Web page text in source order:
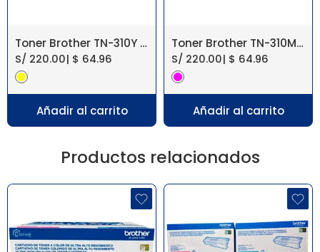
Toner Brother TN-310Y Yellow HL-4570
S/ 220.00| $ 64.96
Añadir al carrito
Toner Brother TN-310M Magenta HL-4570
S/ 220.00| $ 64.96
Añadir al carrito
Productos relacionados